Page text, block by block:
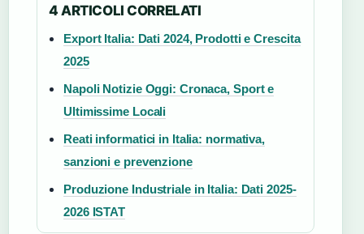
4 ARTICOLI CORRELATI
Export Italia: Dati 2024, Prodotti e Crescita
2025
Napoli Notizie Oggi: Cronaca, Sport e
Ultimissime Locali
Reati informatici in Italia: normativa,
sanzioni e prevenzione
Produzione Industriale in Italia: Dati 2025-
2026 ISTAT